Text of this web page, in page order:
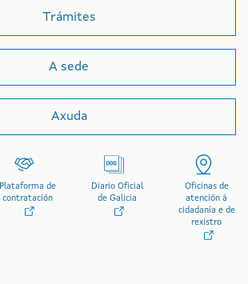
Trámites
A sede
Axuda
Plataforma de
contratación
Diario Oficial
de Galicia
Oficinas de
atención á
cidadanía e de
rexistro